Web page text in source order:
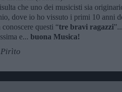
che uno dei musicisti sia
dove io ho vissuto i primi 10 anni
conoscere questi “tre bravi ragazzi”...
e... buona Musica!